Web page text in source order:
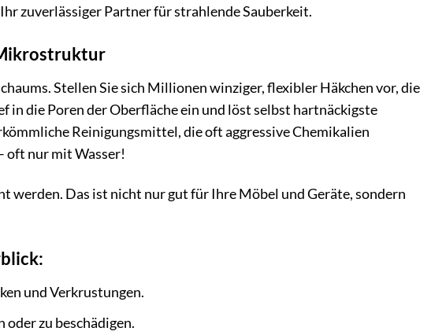
zuverlässiger Partner für strahlende Sauberkeit.
Stellen Sie sich Millionen winziger, flexibler Häkchen vor, die
die Poren der Oberfläche ein und löst selbst hartnäckigste
Reinigungsmittel, die oft aggressive Chemikalien
oft nur mit Wasser!
werden. Das ist nicht nur gut für Ihre Möbel und Geräte, sondern
und Verkrustungen.
oder zu beschädigen.